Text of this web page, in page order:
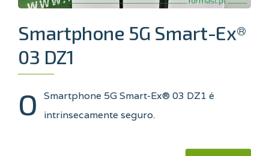
Smartphone 5G Smart-Ex®
03 DZ1
O
Smartphone 5G Smart-Ex® 03 DZ1 é
intrinsecamente seguro.